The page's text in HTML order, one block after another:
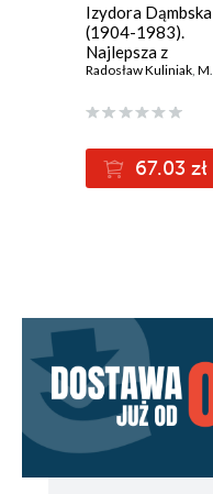
Izydora Dąmbska
(1904-1983).
Najlepsza z
dobrych. Część
1983
Radosław Kuliniak, Mariusz Pandura
67.03 zł